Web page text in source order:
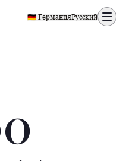
🇩🇪 ГерманияРусский